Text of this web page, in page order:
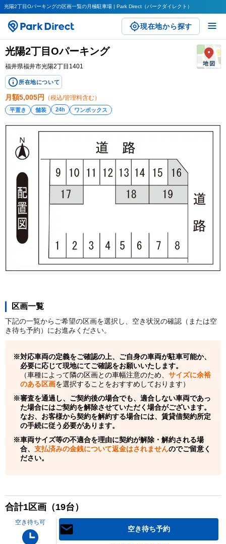
光陽2丁目Oパーキングの区画一覧の月極駐車場 | Park Direct（パークダイレクト）
現在地から探す
光陽2丁目Oパーキング
福井県福井市光陽2丁目1401
所在地について
月額5,005円 （税込/管理料含む）
平置き 舗装 24h ワンボックス
区画一覧
下記の一覧からご希望の区画を選択し、空き状況の確認（または空
き待ち予約）にお進みください。
対応車両の定義をご確認の上、ご自身の車両が駐車可能か、
必要に応じて現地にてご確認をお願いいたします。
（車種によって隣の区画との車幅注意のため、 サイズに余裕
のある区画を選択することをおすすめしております）
審査を通過し、ご契約後の場合でも、適合しない車両であっ
た場合にはご契約を解除させていただく場合がございます。
なお、お客様から契約を解約する場合には、賃貸借契約所定
の手続に従う必要があります。
車両サイズ等の不適合を理由に契約が解除・解約される場
合、 支払済みの金銭について返金はされませんのでご留意く
ださい。
合計1区画（19台）
空き待ち可
空き待ち予約